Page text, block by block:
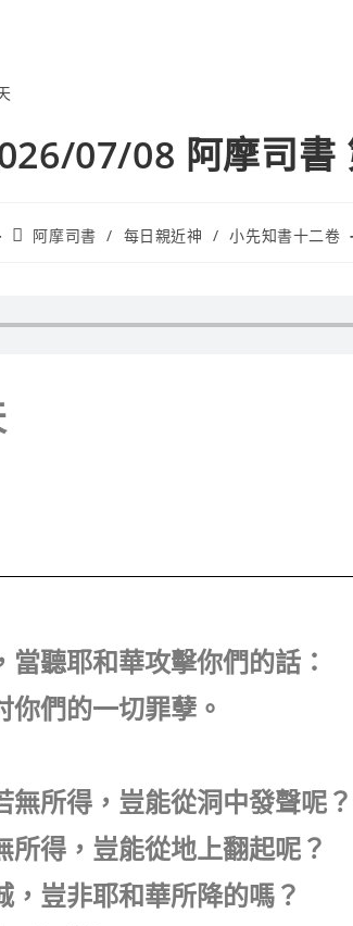
07/08 阿摩司書
阿摩司書 / 每日親近神 / 小先知書十二卷
聽耶和華攻擊你們的話：
們的一切罪孽。
所得，豈能從洞中發聲呢？
得，豈能從地上翻起呢？
豈非耶和華所降的嗎？